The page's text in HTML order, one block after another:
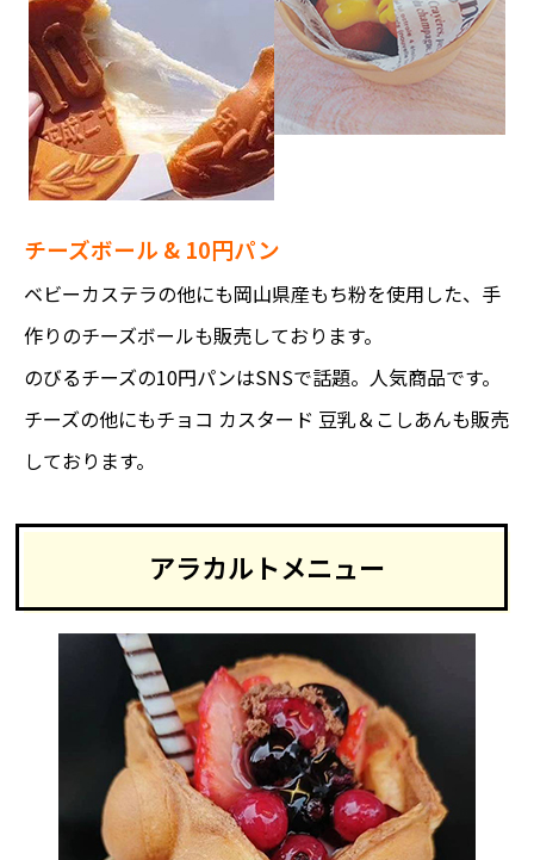
チーズボール & 10円パン
ベビーカステラの他にも岡山県産もち粉を使用した、手
作りのチーズボールも販売しております。
のびるチーズの10円パンはSNSで話題。人気商品です。
チーズの他にもチョコ カスタード 豆乳＆こしあんも販売
しております。
アラカルトメニュー